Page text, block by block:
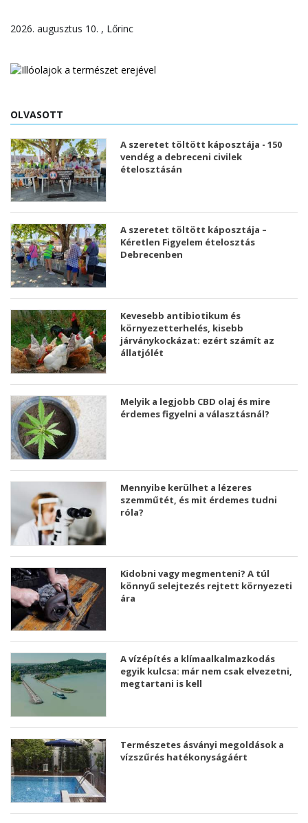
2026. augusztus 10. , Lőrinc
OLVASOTT
A szeretet töltött káposztája - 150
vendég a debreceni civilek
ételosztásán
A szeretet töltött káposztája –
Kéretlen Figyelem ételosztás
Debrecenben
Kevesebb antibiotikum és
környezetterhelés, kisebb
járványkockázat: ezért számít az
állatjólét
Melyik a legjobb CBD olaj és mire
érdemes figyelni a választásnál?
Mennyibe kerülhet a lézeres
szemműtét, és mit érdemes tudni
róla?
Kidobni vagy megmenteni? A túl
könnyű selejtezés rejtett környezeti
ára
A vízépítés a klímaalkalmazkodás
egyik kulcsa: már nem csak elvezetni,
megtartani is kell
Természetes ásványi megoldások a
vízszűrés hatékonyságáért